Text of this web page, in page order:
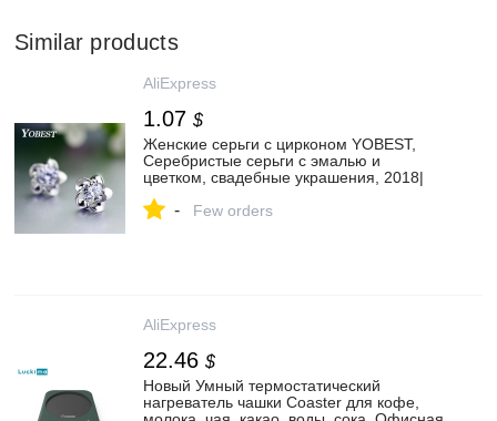
Similar products
AliExpress
1.07 $
Женские серьги с цирконом YOBEST,
Серебристые серьги с эмалью и
цветком, свадебные украшения, 2018|
- Few orders
AliExpress
22.46 $
Новый Умный термостатический
нагреватель чашки Coaster для кофе,